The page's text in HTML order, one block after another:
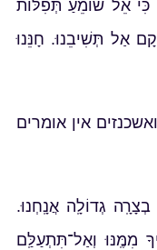
כִּי אֵל שׁוֹמֵעַ תְּפִלּוֹת
אַל תְּשִׁיבֵנוּ. חָנֵּנוּ
אין אומרים
בְצָרָֽה גְדוֹלָֽה אֲנָֽחְנוּ.
מִמֶּֽנּוּ וְאַל־תִּתְעַלַּֽם